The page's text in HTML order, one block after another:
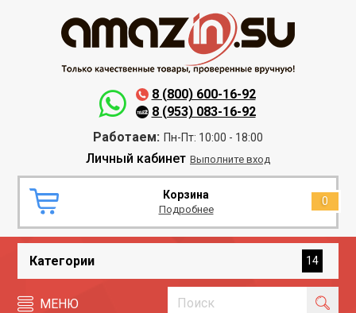
8 (800) 600-16-92
8 (953) 083-16-92
Работаем: Пн-Пт: 10:00 - 18:00
Личный кабинет Выполните вход
Корзина
Подробнее
0
Категории 14
МЕНЮ